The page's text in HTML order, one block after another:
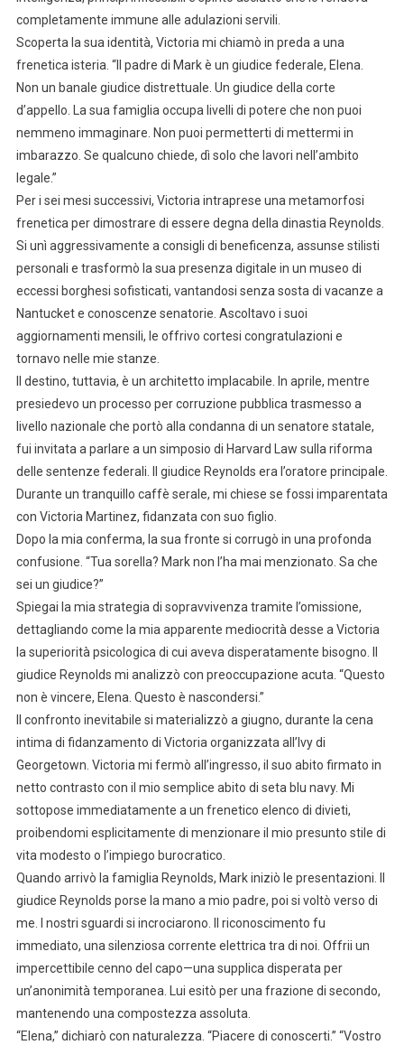
completamente immune alle adulazioni servili.
Scoperta la sua identità, Victoria mi chiamò in preda a una
frenetica isteria. “Il padre di Mark è un giudice federale, Elena.
Non un banale giudice distrettuale. Un giudice della corte
d’appello. La sua famiglia occupa livelli di potere che non puoi
nemmeno immaginare. Non puoi permetterti di mettermi in
imbarazzo. Se qualcuno chiede, dì solo che lavori nell’ambito
legale.”
Per i sei mesi successivi, Victoria intraprese una metamorfosi
frenetica per dimostrare di essere degna della dinastia Reynolds.
Si unì aggressivamente a consigli di beneficenza, assunse stilisti
personali e trasformò la sua presenza digitale in un museo di
eccessi borghesi sofisticati, vantandosi senza sosta di vacanze a
Nantucket e conoscenze senatorie. Ascoltavo i suoi
aggiornamenti mensili, le offrivo cortesi congratulazioni e
tornavo nelle mie stanze.
Il destino, tuttavia, è un architetto implacabile. In aprile, mentre
presiedevo un processo per corruzione pubblica trasmesso a
livello nazionale che portò alla condanna di un senatore statale,
fui invitata a parlare a un simposio di Harvard Law sulla riforma
delle sentenze federali. Il giudice Reynolds era l’oratore principale.
Durante un tranquillo caffè serale, mi chiese se fossi imparentata
con Victoria Martinez, fidanzata con suo figlio.
Dopo la mia conferma, la sua fronte si corrugò in una profonda
confusione. “Tua sorella? Mark non l’ha mai menzionato. Sa che
sei un giudice?”
Spiegai la mia strategia di sopravvivenza tramite l’omissione,
dettagliando come la mia apparente mediocrità desse a Victoria
la superiorità psicologica di cui aveva disperatamente bisogno. Il
giudice Reynolds mi analizzò con preoccupazione acuta. “Questo
non è vincere, Elena. Questo è nascondersi.”
Il confronto inevitabile si materializzò a giugno, durante la cena
intima di fidanzamento di Victoria organizzata all’Ivy di
Georgetown. Victoria mi fermò all’ingresso, il suo abito firmato in
netto contrasto con il mio semplice abito di seta blu navy. Mi
sottopose immediatamente a un frenetico elenco di divieti,
proibendomi esplicitamente di menzionare il mio presunto stile di
vita modesto o l’impiego burocratico.
Quando arrivò la famiglia Reynolds, Mark iniziò le presentazioni. Il
giudice Reynolds porse la mano a mio padre, poi si voltò verso di
me. I nostri sguardi si incrociarono. Il riconoscimento fu
immediato, una silenziosa corrente elettrica tra di noi. Offrii un
impercettibile cenno del capo—una supplica disperata per
un’anonimità temporanea. Lui esitò per una frazione di secondo,
mantenendo una compostezza assoluta.
“Elena,” dichiarò con naturalezza. “Piacere di conoscerti.” “Vostro